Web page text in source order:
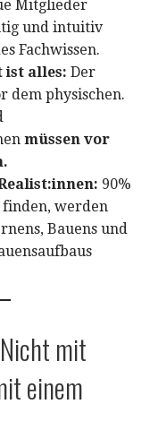
Mitglieder
und intuitiv
Fachwissen.
ist alles: Der
dem physischen.
müssen vor
90%
werden
Bauens und
mit
einem